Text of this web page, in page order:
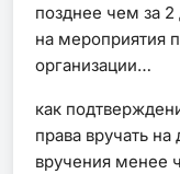
позднее чем за 2
на мероприятия
организации…
как
права вручать
вручения менее